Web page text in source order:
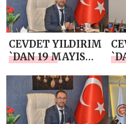
CEVDET YILDIRIM
`DAN 19 MAYIS
ANMA, GENÇLİK
VE SPOR BAYRAMI
MESAJI